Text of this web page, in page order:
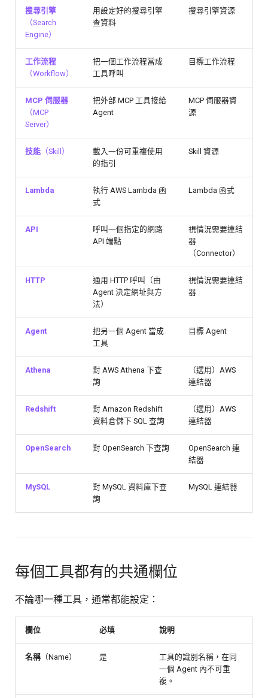
搜尋引擎
（Search
Engine）
用設定好的搜尋引擎
查資料
搜尋引擎資源
工作流程
（Workflow）
把一個工作流程當成
工具呼叫
目標工作流程
MCP 伺服器
（MCP
Server）
把外部 MCP 工具接給
Agent
MCP 伺服器資
源
技能（Skill）
載入一份可重複使用
的指引
Skill 資源
Lambda
執行 AWS Lambda 函
式
Lambda 函式
API
呼叫一個指定的網路
API 端點
視情況需要連結
器
（Connector）
HTTP
通用 HTTP 呼叫（由
Agent 決定網址與方
法）
視情況需要連結
器
Agent
把另一個 Agent 當成
工具
目標 Agent
Athena
對 AWS Athena 下查
詢
（選用）AWS
連結器
Redshift
對 Amazon Redshift
資料倉儲下 SQL 查詢
（選用）AWS
連結器
OpenSearch 對 OpenSearch 下查詢
OpenSearch 連
結器
MySQL
對 MySQL 資料庫下查
詢
MySQL 連結器
每個工具都有的共通欄位
不論哪一種工具，通常都能設定：
欄位 必填 說明
名稱（Name） 是
工具的識別名稱，在同
一個 Agent 內不可重
複。